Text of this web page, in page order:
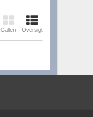
Galleri Oversigt